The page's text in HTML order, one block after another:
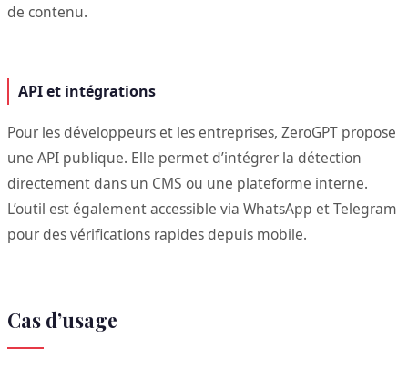
de contenu.
API et intégrations
Pour les développeurs et les entreprises, ZeroGPT propose
une API publique. Elle permet d’intégrer la détection
directement dans un CMS ou une plateforme interne.
L’outil est également accessible via WhatsApp et Telegram
pour des vérifications rapides depuis mobile.
Cas d’usage